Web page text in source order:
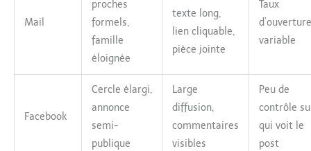
Mail
proches
formels,
famille
éloignée
texte long,
lien cliquable,
pièce jointe
Taux
d’ouverture
variable
Facebook
Cercle élargi,
annonce
semi-
publique
Large
diffusion,
commentaires
visibles
Peu de
contrôle
qui voit le
post